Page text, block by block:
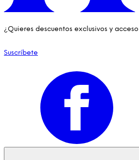
¿Quieres descuentos exclusivos y
Suscríbete